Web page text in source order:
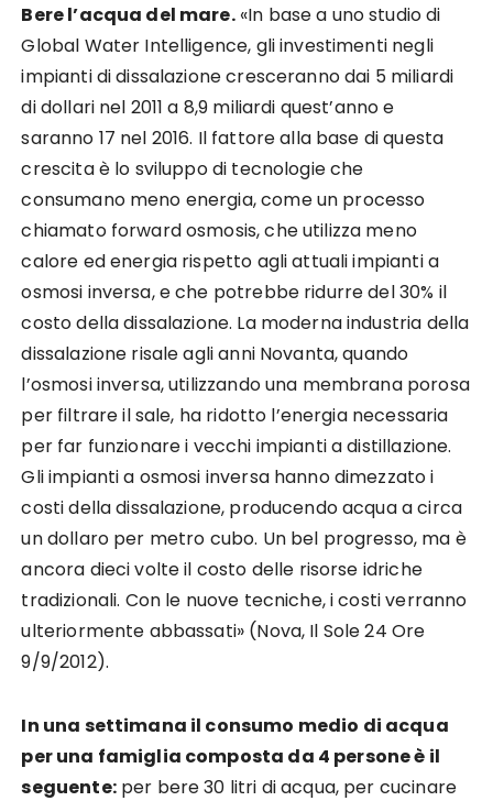
Bere l’acqua del mare.«In base a uno studio di
Global Water Intelligence, gli investimenti negli
impianti di dissalazione cresceranno dai 5 miliardi
di dollari nel 2011 a 8,9 miliardi quest’anno e
saranno 17 nel 2016. Il fattore alla base di questa
crescita è lo sviluppo di tecnologie che
consumano meno energia, come un processo
chiamato forward osmosis, che utilizza meno
calore ed energia rispetto agli attuali impianti a
osmosi inversa, e che potrebbe ridurre del 30% il
costo della dissalazione. La moderna industria della
dissalazione risale agli anni Novanta, quando
l’osmosi inversa, utilizzando una membrana porosa
per filtrare il sale, ha ridotto l’energia necessaria
per far funzionare i vecchi impianti a distillazione.
Gli impianti a osmosi inversa hanno dimezzato i
costi della dissalazione, producendo acqua a circa
un dollaro per metro cubo. Un bel progresso, ma è
ancora dieci volte il costo delle risorse idriche
tradizionali. Con le nuove tecniche, i costi verranno
ulteriormente abbassati» (Nova, Il Sole 24 Ore
9/9/2012).
In una settimana il consumo medio di acqua
per una famiglia composta da 4 persone è il
seguente:per bere 30 litri di acqua, per cucinare